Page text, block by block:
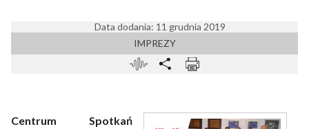
Data dodania: 11 grudnia 2019
IMPREZY
Centrum Spotkań